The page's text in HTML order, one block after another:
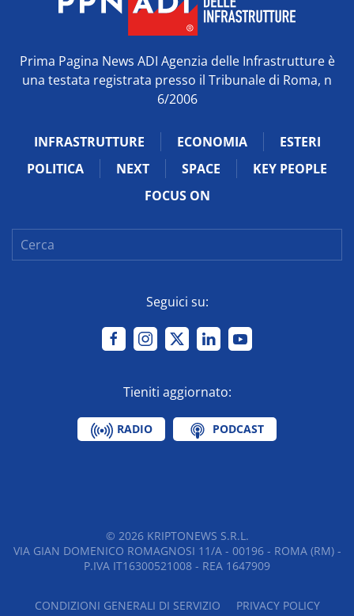
Prima Pagina News ADI Agenzia delle Infrastrutture è
una testata registrata presso il Tribunale di Roma, n
6/2006
INFRASTRUTTURE ECONOMIA
ESTERI
POLITICA
NEXT SPACE
KEY PEOPLE
FOCUS ON
Seguici su:
Tieniti aggiornato:
RADIO PODCAST
© 2026KRIPTONEWS S.R.L.
VIA GIAN DOMENICO ROMAGNOSI 11/A - 00196 - ROMA (RM) -
P.IVA IT16300521008 - REA 1647909
CONDIZIONI GENERALI DI SERVIZIO PRIVACY POLICY